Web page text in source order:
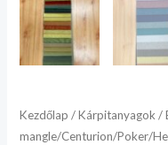
Kezdőlap /Kárpitanyagok /
mangle/Centurion/Poker/